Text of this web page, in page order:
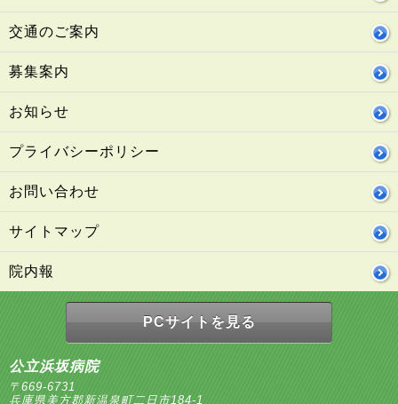
交通のご案内
募集案内
お知らせ
プライバシーポリシー
お問い合わせ
サイトマップ
院内報
PCサイトを見る
公立浜坂病院
〒669-6731
兵庫県美方郡新温泉町二日市184-1